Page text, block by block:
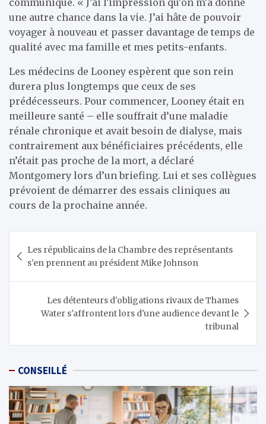
communiqué. « J'ai l'impression qu'on m'a donné
une autre chance dans la vie. J’ai hâte de pouvoir
voyager à nouveau et passer davantage de temps de
qualité avec ma famille et mes petits-enfants.
Les médecins de Looney espèrent que son rein
durera plus longtemps que ceux de ses
prédécesseurs. Pour commencer, Looney était en
meilleure santé – elle souffrait d’une maladie
rénale chronique et avait besoin de dialyse, mais
contrairement aux bénéficiaires précédents, elle
n’était pas proche de la mort, a déclaré
Montgomery lors d’un briefing. Lui et ses collègues
prévoient de démarrer des essais cliniques au
cours de la prochaine année.
de
l’article
Les républicains de la Chambre des représentants
s'en prennent au président Mike Johnson
Les détenteurs d'obligations rivaux de Thames
Water s'affrontent lors d'une audience devant le
tribunal
CONSEILLÉ